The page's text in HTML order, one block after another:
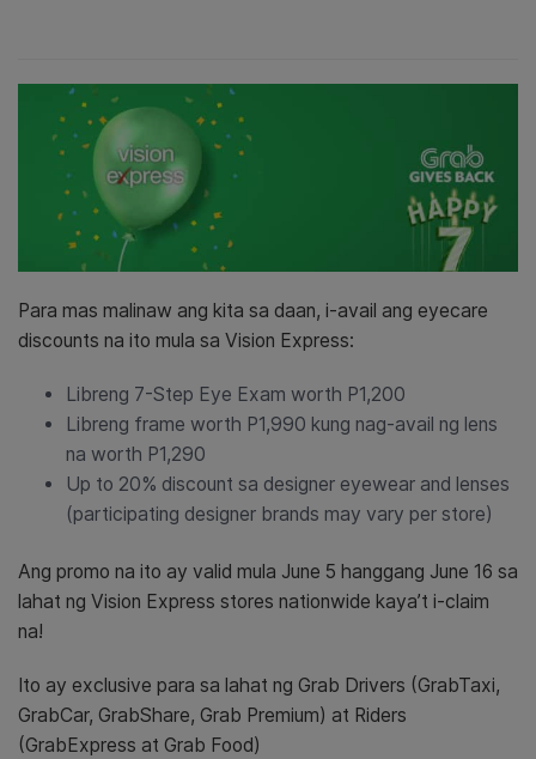
Para mas malinaw ang kita sa daan, i-avail ang eyecare
discounts na ito mula sa Vision Express:
Libreng 7-Step Eye Exam worth P1,200
Libreng frame worth P1,990 kung nag-avail ng lens
na worth P1,290
Up to 20% discount sa designer eyewear and lenses
(participating designer brands may vary per store)
Ang promo na ito ay valid mula June 5 hanggang June 16 sa
lahat ng Vision Express stores nationwide kaya’t i-claim
na!
Ito ay exclusive para sa lahat ng Grab Drivers (GrabTaxi,
GrabCar, GrabShare, Grab Premium) at Riders
(GrabExpress at Grab Food)